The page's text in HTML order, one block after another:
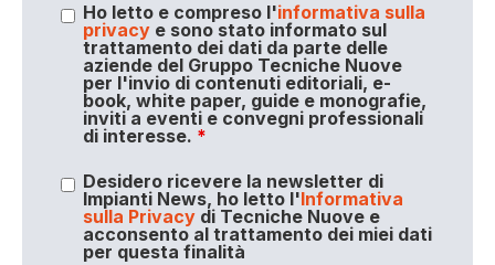
Ho letto e compreso l'informativa sulla
privacye sono stato informato sul
trattamento dei dati da parte delle
aziende del Gruppo Tecniche Nuove
per l'invio di contenuti editoriali, e-
book, white paper, guide e monografie,
inviti a eventi e convegni professionali
di interesse. *
Desidero ricevere la newsletter di
Impianti News, ho letto l'Informativa
sulla Privacydi Tecniche Nuove e
acconsento al trattamento dei miei dati
per questa finalità